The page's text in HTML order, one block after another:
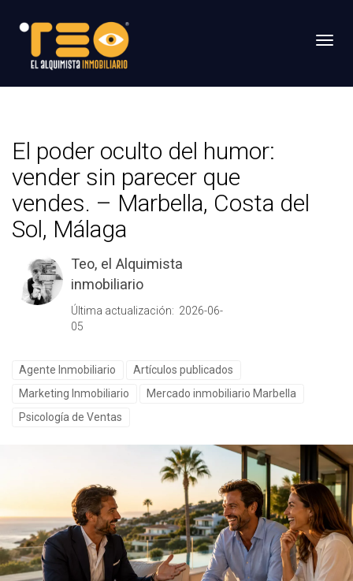
El poder oculto del humor:
vender sin parecer que
vendes. – Marbella, Costa del
Sol, Málaga
Teo, el Alquimista
inmobiliario
Última actualización: 2026-06-
05
Agente Inmobiliario
Artículos publicados
Marketing Inmobiliario
Mercado inmobiliario Marbella
Psicología de Ventas